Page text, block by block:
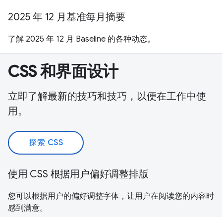
2025 年 12 月基准每月摘要
了解 2025 年 12 月 Baseline 的各种动态。
CSS 和界面设计
立即了解最新的技巧和技巧，以便在工作中使
用。
探索 CSS
使用 CSS 根据用户偏好调整排版
您可以根据用户的偏好调整字体，让用户在阅读您的内容时
感到满意。